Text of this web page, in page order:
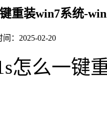
重装win7系统-
间：2025-02-20
怎么一键